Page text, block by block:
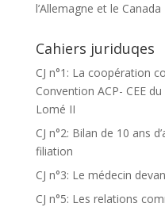
l’Allemagne et le Canada
Cahiers juriduqes
CJ n°1: La coopération
Convention ACP- CEE
Lomé II
CJ n°2: Bilan de 10 ans
filiation
CJ n°3: Le médecin
CJ n°5: Les relations